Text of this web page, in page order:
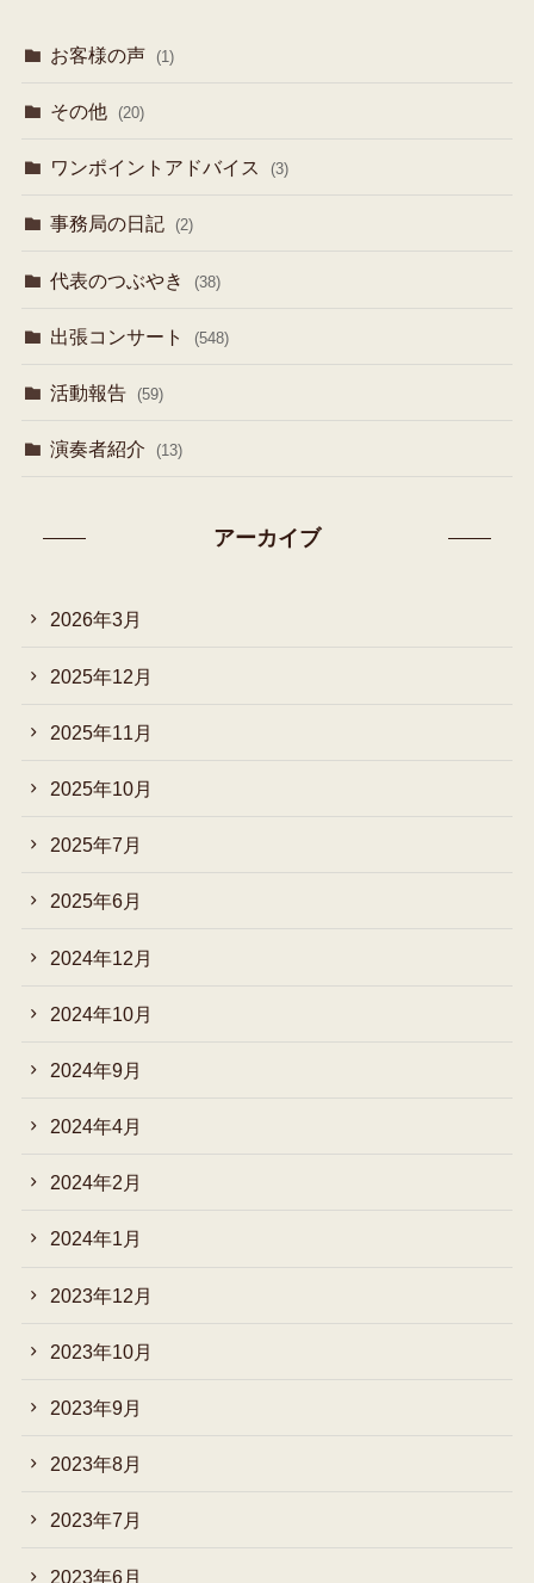
お客様の声 (1)
その他 (20)
ワンポイントアドバイス (3)
事務局の日記 (2)
代表のつぶやき (38)
出張コンサート (548)
活動報告 (59)
演奏者紹介 (13)
アーカイブ
2026年3月
2025年12月
2025年11月
2025年10月
2025年7月
2025年6月
2024年12月
2024年10月
2024年9月
2024年4月
2024年2月
2024年1月
2023年12月
2023年10月
2023年9月
2023年8月
2023年7月
2023年6月